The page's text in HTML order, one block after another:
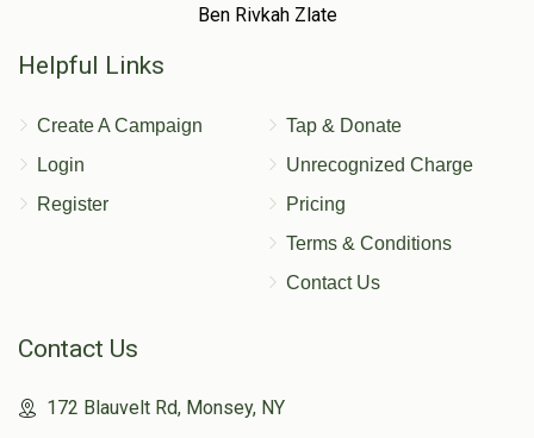
Ben Rivkah Zlate
Helpful Links
Create A Campaign
Login
Register
Tap & Donate
Unrecognized Charge
Pricing
Terms & Conditions
Contact Us
Contact Us
172 Blauvelt Rd, Monsey, NY